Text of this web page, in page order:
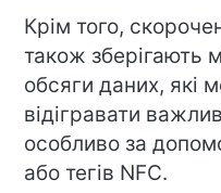
Крім того,
також зберігають
обсяги даних, які
відігравати
особливо за
або тегів NFC.